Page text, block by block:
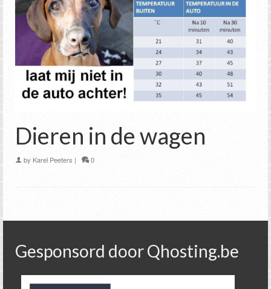
Dieren in de wagen
by Karel Peeters | 0
Gesponsord door Qhosting.be